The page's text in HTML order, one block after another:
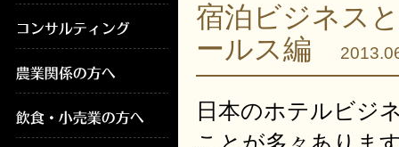
宿泊ビジネス
ールス編
日本のホテルビジ